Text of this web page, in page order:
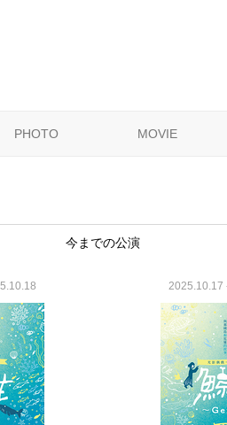
PHOTO MOVIE
今までの公演
2025.10.17